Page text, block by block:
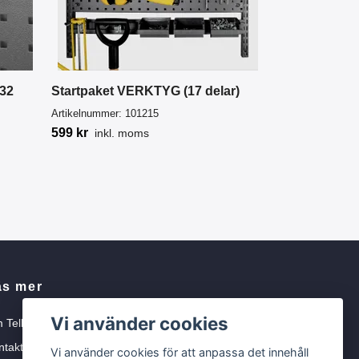
Startpaket VERKTYG (17 delar)
Artikelnummer: 101215
599 kr inkl. moms
mer
Tellbe
oss
Vi använder cookies
Vi använder cookies för att anpassa det innehåll